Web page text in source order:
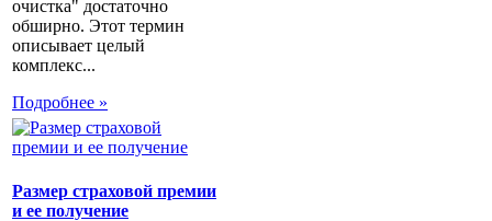
очистка" достаточно
обширно. Этот термин
описывает целый
комплекс...
Подробнее »
Размер страховой премии
и ее получение